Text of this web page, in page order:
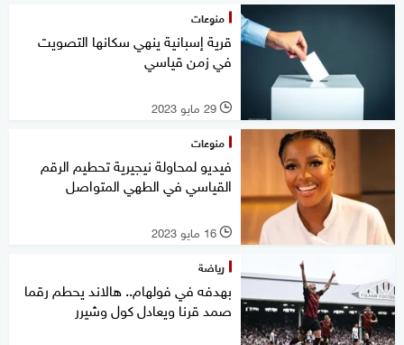
منوعات
قرية إسبانية ينهي سكانها التصويت
في زمن قياسي
l 29 مايو 2023
منوعات
فيديو لمحاولة نيجيرية تحطيم الرقم
القياسي في الطهي المتواصل
l 16 مايو 2023
رياضة
بهدفه في فولهام.. هالاند يحطم رقما
صمد قرنا ويعادل كول وشيرر